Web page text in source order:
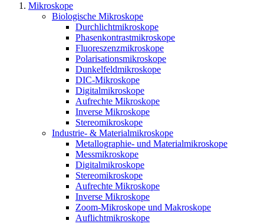
Mikroskope
Biologische Mikroskope
Durchlichtmikroskope
Phasenkontrastmikroskope
Fluoreszenzmikroskope
Polarisationsmikroskope
Dunkelfeldmikroskope
DIC-Mikroskope
Digitalmikroskope
Aufrechte Mikroskope
Inverse Mikroskope
Stereomikroskope
Industrie- & Materialmikroskope
Metallographie- und Materialmikroskope
Messmikroskope
Digitalmikroskope
Stereomikroskope
Aufrechte Mikroskope
Inverse Mikroskope
Zoom-Mikroskope und Makroskope
Auflichtmikroskope